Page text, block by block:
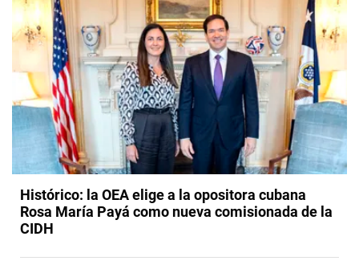
Histórico: la OEA elige a la opositora cubana
Rosa María Payá como nueva comisionada de la
CIDH